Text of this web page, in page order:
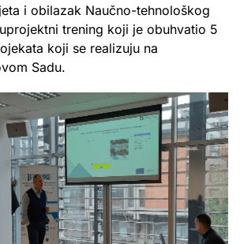
i obilazak Naučno-tehnološkog
trening koji je obuhvatio 5
koji se realizuju na
Sadu.